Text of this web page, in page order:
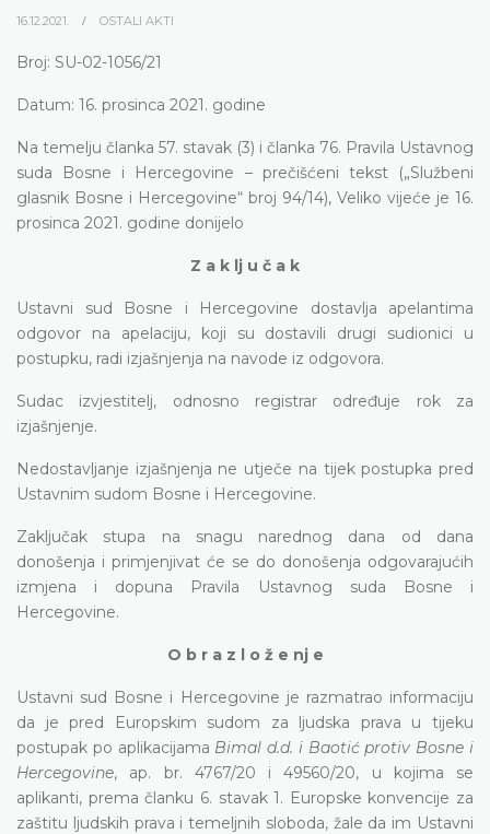
16.12.2021. OSTALI AKTI
Broj: SU-02-1056/21
Datum: 16. prosinca 2021. godine
Na temelju članka 57. stavak (3) i članka 76. Pravila Ustavnog
suda Bosne i Hercegovine – prečišćeni tekst („Službeni
glasnik Bosne i Hercegovine“ broj 94/14), Veliko vijeće je 16.
prosinca 2021. godine donijelo
Z a k lj u č a k
Ustavni sud Bosne i Hercegovine dostavlja apelantima
odgovor na apelaciju, koji su dostavili drugi sudionici u
postupku, radi izjašnjenja na navode iz odgovora.
Sudac izvjestitelj, odnosno registrar određuje rok za
izjašnjenje.
Nedostavljanje izjašnjenja ne utječe na tijek postupka pred
Ustavnim sudom Bosne i Hercegovine.
Zaključak stupa na snagu narednog dana od dana
donošenja i primjenjivat će se do donošenja odgovarajućih
izmjena i dopuna Pravila Ustavnog suda Bosne i
Hercegovine.
O b r a z l o ž e nj e
Ustavni sud Bosne i Hercegovine je razmatrao informaciju
da je pred Europskim sudom za ljudska prava u tijeku
postupak po aplikacijama Bimal d.d. i Baotić protiv Bosne i
Hercegovine, ap. br. 4767/20 i 49560/20, u kojima se
aplikanti, prema članku 6. stavak 1. Europske konvencije za
zaštitu ljudskih prava i temeljnih sloboda, žale da im Ustavni